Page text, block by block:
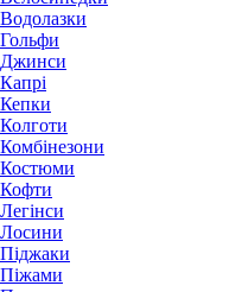
Водолазки
Гольфи
Джинси
Капрі
Кепки
Колготи
Комбінезони
Костюми
Кофти
Легінси
Лосини
Піджаки
Піжами